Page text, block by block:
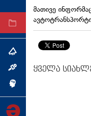
არქივი
ინტერვიუ
მათივე
ყველა